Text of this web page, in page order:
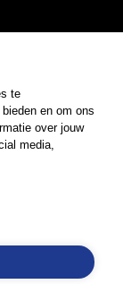
te
en om ons
over jouw
media,